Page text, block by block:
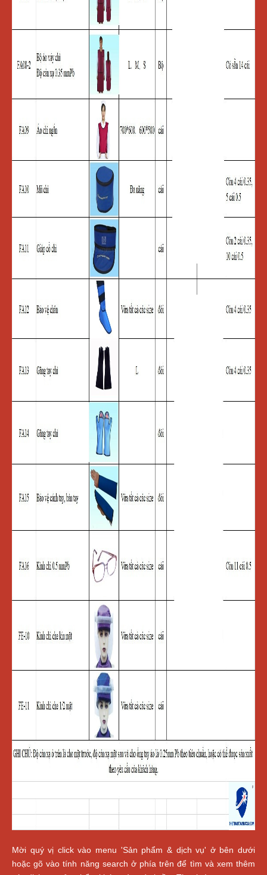
Mời quý vị click vào menu 'Sản phẩm & dịch vụ' ở bên dưới
hoặc gõ vào tính năng search ở phía trên để tìm và xem thêm